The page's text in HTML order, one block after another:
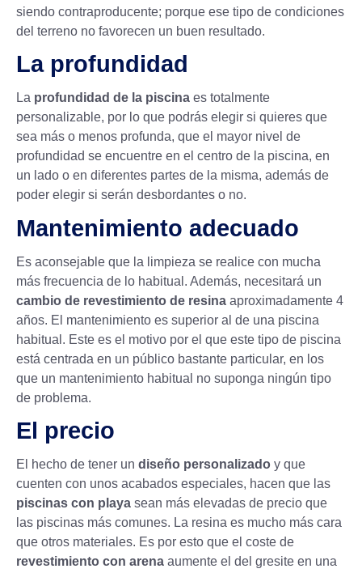
siendo contraproducente; porque ese tipo de condiciones
del terreno no favorecen un buen resultado.
La profundidad
La profundidad de la piscina es totalmente
personalizable, por lo que podrás elegir si quieres que
sea más o menos profunda, que el mayor nivel de
profundidad se encuentre en el centro de la piscina, en
un lado o en diferentes partes de la misma, además de
poder elegir si serán desbordantes o no.
Mantenimiento adecuado
Es aconsejable que la limpieza se realice con mucha
más frecuencia de lo habitual. Además, necesitará un
cambio de revestimiento de resina aproximadamente 4
años. El mantenimiento es superior al de una piscina
habitual. Este es el motivo por el que este tipo de piscina
está centrada en un público bastante particular, en los
que un mantenimiento habitual no suponga ningún tipo
de problema.
El precio
El hecho de tener un diseño personalizado y que
cuenten con unos acabados especiales, hacen que las
piscinas con playa sean más elevadas de precio que
las piscinas más comunes. La resina es mucho más cara
que otros materiales. Es por esto que el coste de
revestimiento con arena aumente el del gresite en una